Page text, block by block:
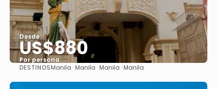
Desde
US$880
Por persona
Ver
DESTINOSManila · Manila · Manila · Manila